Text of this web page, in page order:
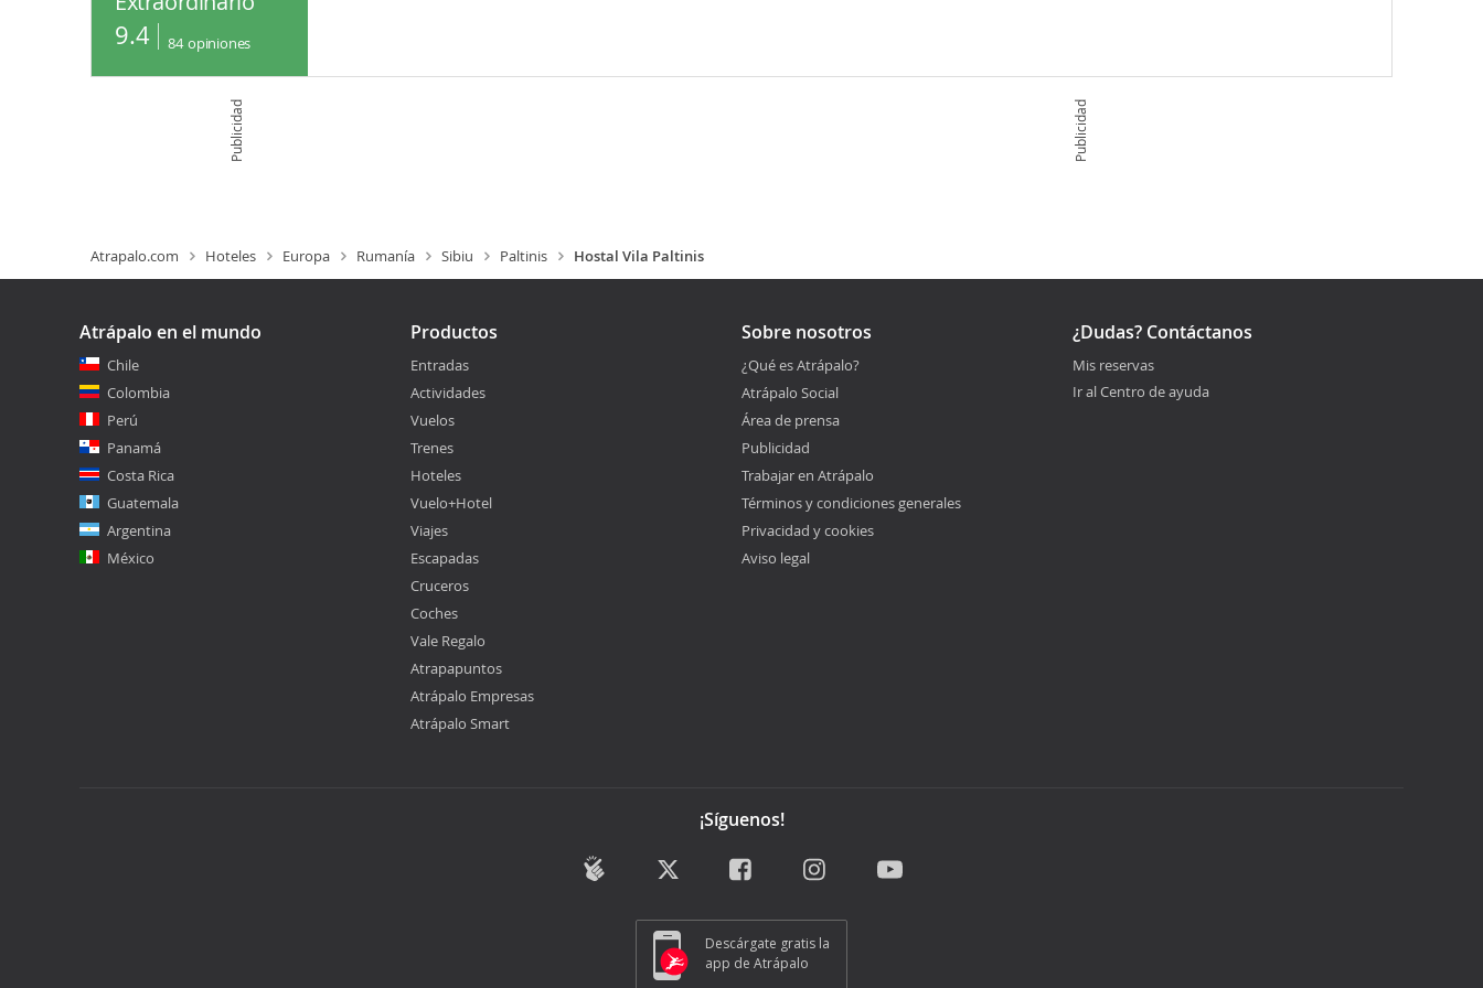
9.4 84 opiniones
Publicidad Publicidad
Atrapalo.com Hoteles Europa Rumanía Sibiu Paltinis Hostal Vila Paltinis
Atrápalo en el mundo
Chile
Colombia
Perú
Panamá
Costa Rica
Guatemala
Argentina
México
Productos
Entradas
Actividades
Vuelos
Trenes
Hoteles
Vuelo+Hotel
Viajes
Escapadas
Cruceros
Coches
Vale Regalo
Atrapapuntos
Atrápalo Empresas
Atrápalo Smart
Sobre nosotros
¿Qué es Atrápalo?
Atrápalo Social
Área de prensa
Publicidad
Trabajar en Atrápalo
Términos y condiciones generales
Privacidad y cookies
Aviso legal
¿Dudas? Contáctanos
Mis reservas
Ir al Centro de ayuda
¡Síguenos!
Descárgate gratis la
app de Atrápalo